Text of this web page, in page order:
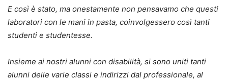
E così è stato, ma onestamente non pensavamo che questi
laboratori con le mani in pasta, coinvolgessero così tanti
studenti e studentesse.
Insieme ai nostri alunni con disabilità, si sono uniti tanti
alunni delle varie classi e indirizzi dal professionale, al